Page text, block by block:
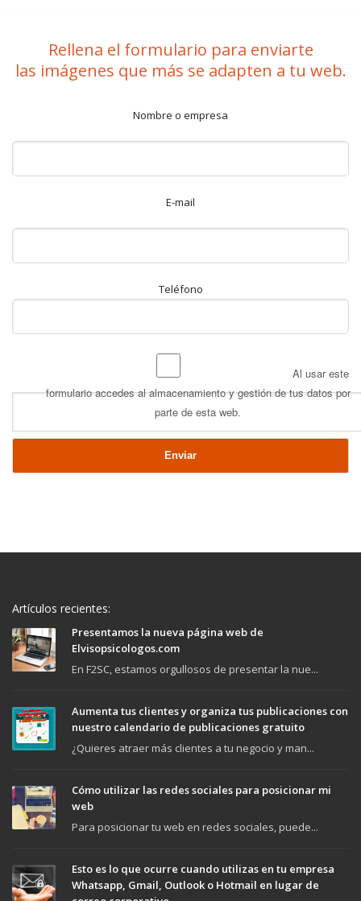
Rellena el formulario para enviarte
las imágenes que más se adapten a tu web.
Nombre o empresa
E-mail
Teléfono
Al usar este
formulario accedes al almacenamiento y gestión de tus datos por
parte de esta web.
Artículos recientes:
Presentamos la nueva página web de
Elvisopsicologos.com
En F2SC, estamos orgullosos de presentar la nue...
Aumenta tus clientes y organiza tus publicaciones con
nuestro calendario de publicaciones gratuito
¿Quieres atraer más clientes a tu negocio y man...
Cómo utilizar las redes sociales para posicionar mi
web
Para posicionar tu web en redes sociales, puede...
Esto es lo que ocurre cuando utilizas en tu empresa
Whatsapp, Gmail, Outlook o Hotmail en lugar de